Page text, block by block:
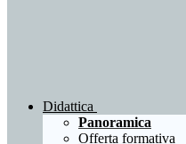
Didattica
Panoramica
Offerta formativa